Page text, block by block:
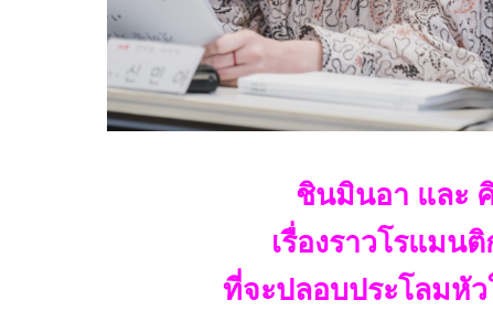
ชินมินอา และ
เรื่องราวโรแมน
ที่จะปลอบประโลมหั